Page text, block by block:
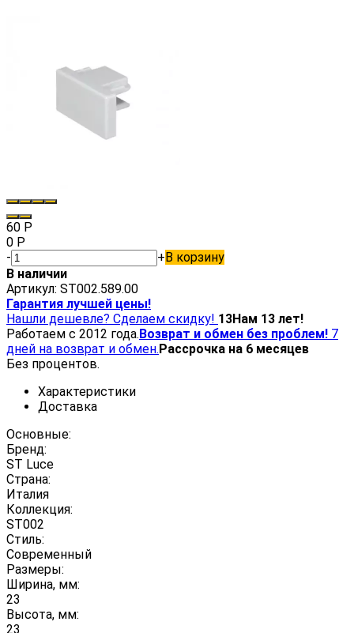
60 Р
0 Р
-
+В корзину
В наличии
Артикул: ST002.589.00
Гарантия лучшей цены!
Нашли дешевле? Сделаем скидку! 13Нам 13 лет!
Работаем с 2012 года.Возврат и обмен без проблем! 7
дней на возврат и обмен.Рассрочка на 6 месяцев
Без процентов.
Характеристики
Доставка
Основные:
Бренд:
ST Luce
Страна:
Италия
Коллекция:
ST002
Стиль:
Современный
Размеры:
Ширина, мм:
23
Высота, мм:
23